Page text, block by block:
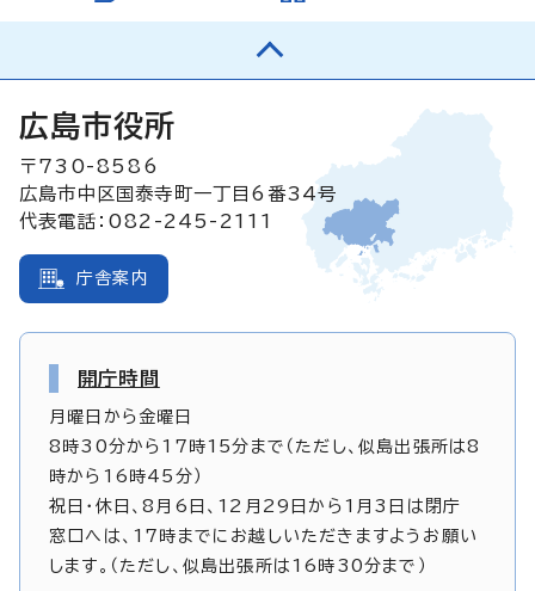
広島市役所
〒730-8586
広島市中区国泰寺町一丁目6番34号
代表電話：082-245-2111
庁舎案内
開庁時間
月曜日から金曜日
8時30分から17時15分まで（ただし、似島出張所は8
時から16時45分）
祝日・休日、8月6日、12月29日から1月3日は閉庁
窓口へは、17時までにお越しいただきますようお願い
します。（ただし、似島出張所は16時30分まで）